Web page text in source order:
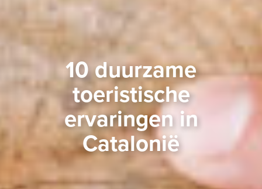
10 duurzame
toeristische
ervaringen in
Catalonië